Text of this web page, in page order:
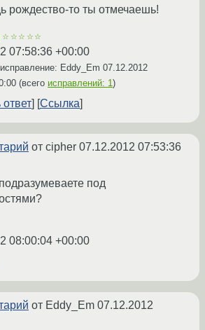
рождество-то ты отмечаешь!
☆☆☆☆☆
07:58:36 +00:00
Eddy_Em 07.12.2012
(всего исправлений: 1)
ответ Ссылка
от cipher 07.12.2012 07:53:36
под
08:00:04 +00:00
от Eddy_Em 07.12.2012